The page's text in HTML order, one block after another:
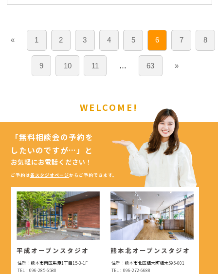
« 1 2 3 4 5 6 7 8
9 10 11 … 63 »
WELCOME!
「無料相談会の予約を
したいのですが…」
と
お気軽にお電話ください！
ご予約は各スタジオページからご予約できます。
平成オープンスタジオ
住所：熊本市南区馬渡1丁目15-3-1F
TEL：096-285-6580
熊本北オープンスタジオ
住所：熊本市北区植木町植木595-001
TEL：096-272-6688